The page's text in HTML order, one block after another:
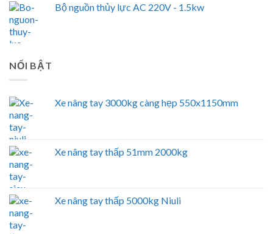
Bộ nguồn thủy lực AC 220V - 1.5kw
NỔI BẬT
Xe nâng tay 3000kg càng hẹp 550x1150mm
Xe nâng tay thấp 51mm 2000kg
Xe nâng tay thấp 5000kg Niuli